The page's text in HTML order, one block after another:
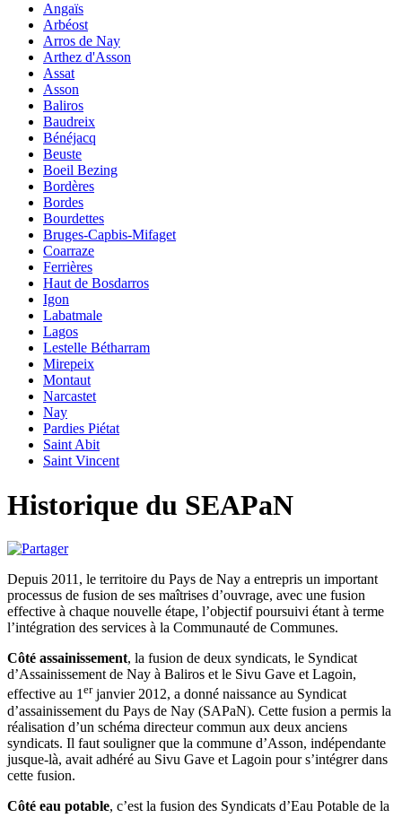
Angaïs
Arbéost
Arros de Nay
Arthez d'Asson
Assat
Asson
Baliros
Baudreix
Bénéjacq
Beuste
Boeil Bezing
Bordères
Bordes
Bourdettes
Bruges-Capbis-Mifaget
Coarraze
Ferrières
Haut de Bosdarros
Igon
Labatmale
Lagos
Lestelle Bétharram
Mirepeix
Montaut
Narcastet
Nay
Pardies Piétat
Saint Abit
Saint Vincent
Historique du SEAPaN
Depuis 2011, le territoire du Pays de Nay a entrepris un important
processus de fusion de ses maîtrises d’ouvrage, avec une fusion
effective à chaque nouvelle étape, l’objectif poursuivi étant à terme
l’intégration des services à la Communauté de Communes.
Côté assainissement, la fusion de deux syndicats, le Syndicat
d’Assainissement de Nay à Baliros et le Sivu Gave et Lagoin,
effective au 1erjanvier 2012, a donné naissance au Syndicat
d’assainissement du Pays de Nay (SAPaN). Cette fusion a permis la
réalisation d’un schéma directeur commun aux deux anciens
syndicats. Il faut souligner que la commune d’Asson, indépendante
jusque-là, avait adhéré au Sivu Gave et Lagoin pour s’intégrer dans
cette fusion.
Côté eau potable, c’est la fusion des Syndicats d’Eau Potable de la